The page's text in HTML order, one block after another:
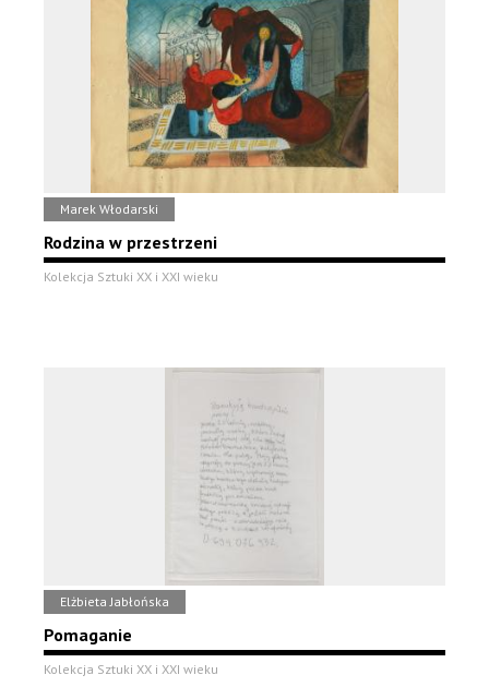
Marek Włodarski
Rodzina w przestrzeni
Kolekcja Sztuki XX i XXI wieku
Elżbieta Jabłońska
Pomaganie
Kolekcja Sztuki XX i XXI wieku